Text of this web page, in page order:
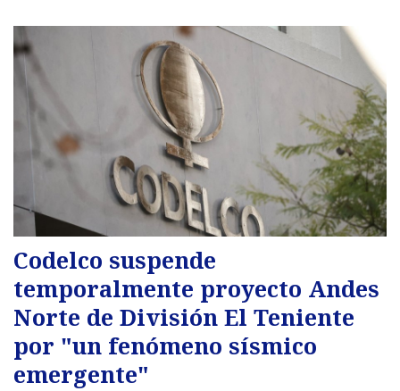
Codelco suspende
temporalmente proyecto Andes
Norte de División El Teniente
por "un fenómeno sísmico
emergente"